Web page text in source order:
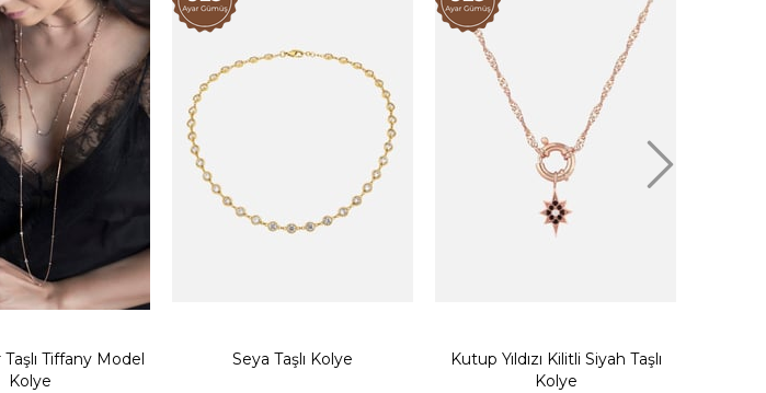
Tiffany Model
Kolye
Seya Taşlı Kolye
Kutup Yıldızı Kilitli Siyah Taşlı
Kolye